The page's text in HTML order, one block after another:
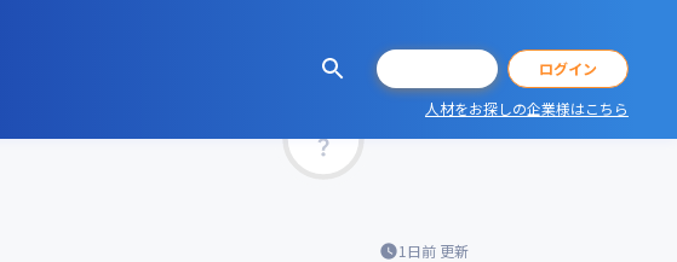
ログイン
人材をお探しの企業様はこちら
1日前 更新